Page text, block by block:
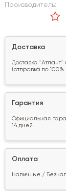
Производитель:
Доставка
Доставка "Атлант"
(отправка по
Гарантия
Официальная
14 дней.
Оплата
Наличные /